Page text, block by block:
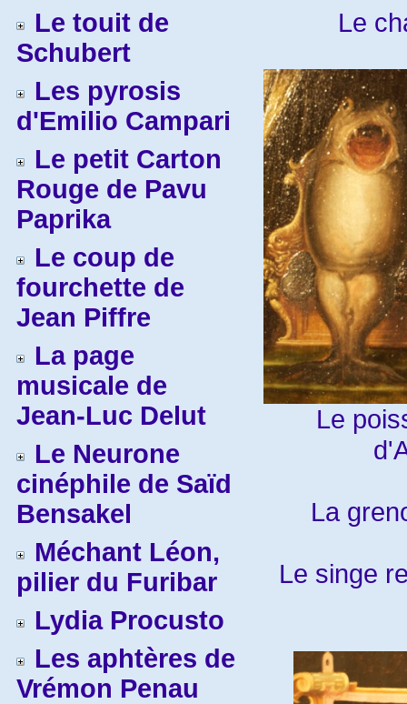
Le touit de
Schubert
Les pyrosis
d'Emilio Campari
Le petit Carton
Rouge de Pavu
Paprika
Le coup de
fourchette de
Jean Piffre
La page
musicale de
Jean-Luc Delut
Le Neurone
cinéphile de Saïd
Bensakel
Méchant Léon,
pilier du Furibar
Lydia Procusto
Les aphtères de
Vrémon Penau
Le
Le
La
Le singe